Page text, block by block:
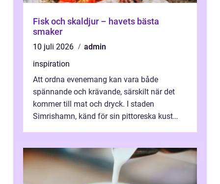
Fisk och skaldjur – havets bästa
smaker
10 juli 2026
admin
inspiration
Att ordna evenemang kan vara både
spännande och krävande, särskilt när det
kommer till mat och dryck. I staden
Simrishamn, känd för sin pittoreska kust